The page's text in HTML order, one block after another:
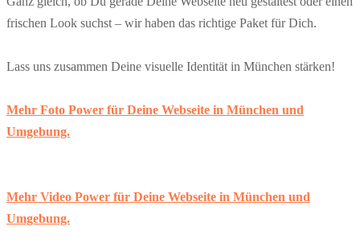
frischen Look suchst – wir haben das richtige Paket für Dich.
Lass uns zusammen Deine visuelle Identität in München stärken!
Mehr Foto Power für Deine Webseite in München und
Umgebung.
Mehr Video Power für Deine Webseite in München und
Umgebung.